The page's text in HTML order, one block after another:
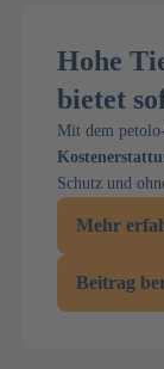
Hohe
bietet
Mit dem
Schutz und
Mehr
Beitrag